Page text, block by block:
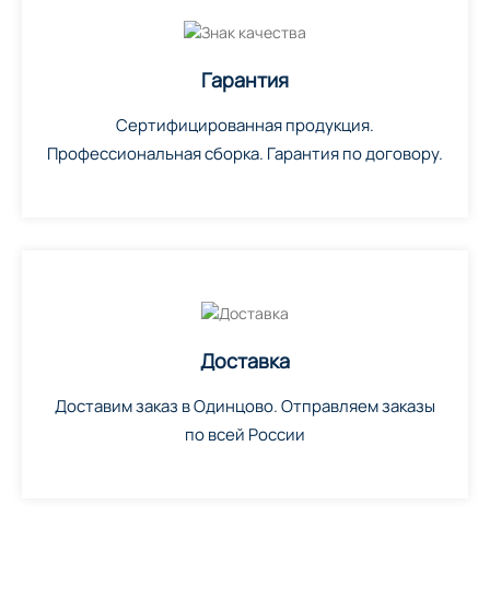
Гарантия
Сертифицированная продукция.
Профессиональная сборка. Гарантия по договору.
Доставка
Доставим заказ в Одинцово. Отправляем заказы
по всей России